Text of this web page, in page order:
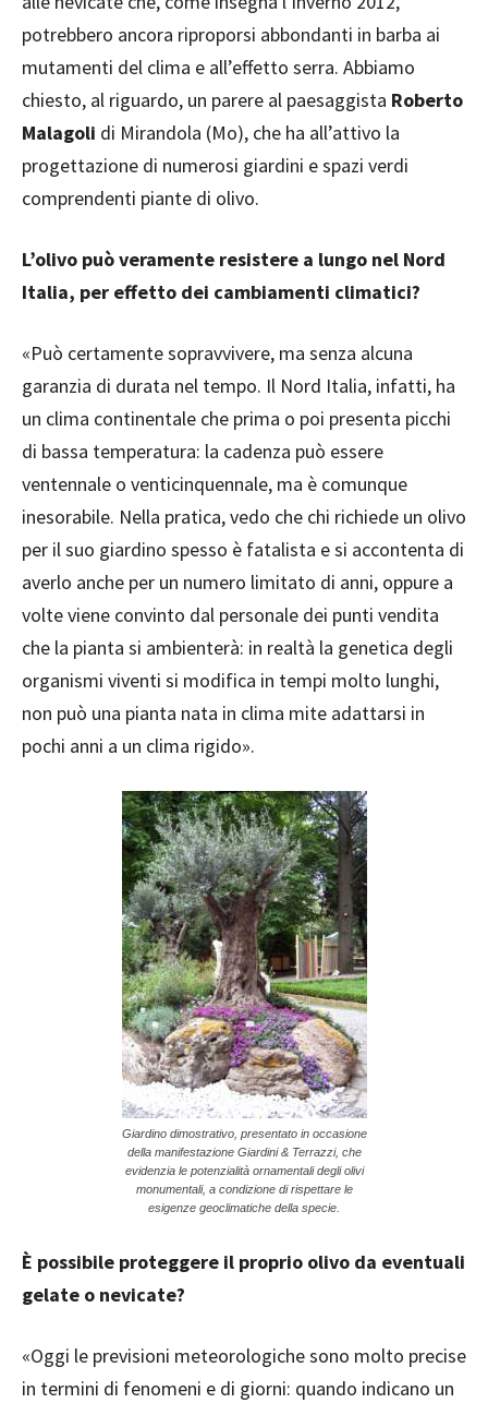
potrebbero ancora riproporsi abbondanti in barba ai
mutamenti del clima e all’effetto serra. Abbiamo
chiesto, al riguardo, un parere al paesaggista Roberto
Malagoli di Mirandola (Mo), che ha all’attivo la
progettazione di numerosi giardini e spazi verdi
comprendenti piante di olivo.
L’olivo può veramente resistere a lungo nel Nord
Italia, per effetto dei cambiamenti climatici?
«Può certamente sopravvivere, ma senza alcuna
garanzia di durata nel tempo. Il Nord Italia, infatti, ha
un clima continentale che prima o poi presenta picchi
di bassa temperatura: la cadenza può essere
ventennale o venticinquennale, ma è comunque
inesorabile. Nella pratica, vedo che chi richiede un olivo
per il suo giardino spesso è fatalista e si accontenta di
averlo anche per un numero limitato di anni, oppure a
volte viene convinto dal personale dei punti vendita
che la pianta si ambienterà: in realtà la genetica degli
organismi viventi si modifica in tempi molto lunghi,
non può una pianta nata in clima mite adattarsi in
pochi anni a un clima rigido».
Giardino dimostrativo, presentato in occasione
della manifestazione Giardini & Terrazzi, che
evidenzia le potenzialità ornamentali degli olivi
monumentali, a condizione di rispettare le
esigenze geoclimatiche della specie.
È possibile proteggere il proprio olivo da eventuali
gelate o nevicate?
«Oggi le previsioni meteorologiche sono molto precise
in termini di fenomeni e di giorni: quando indicano un